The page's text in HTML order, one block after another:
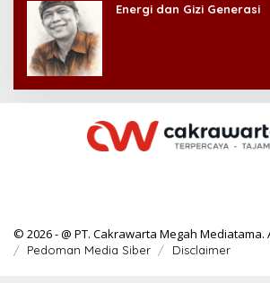
Energi dan Gizi Generasi
© 2026 - @ PT. Cakrawarta Megah Mediatama.
Pedoman Media Siber Disclaimer